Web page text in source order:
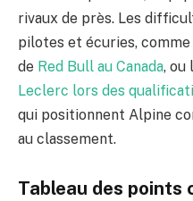
rivaux de près. Les
pilotes et écuries,
de Red Bull au Canada, ou
Leclerc lors des
qui positionnent Alpine
au classement.
Tableau des points